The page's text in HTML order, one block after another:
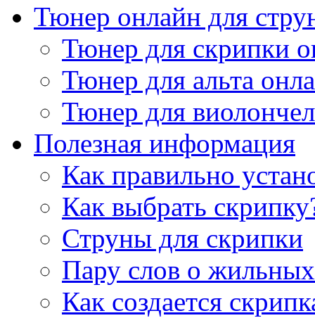
Тюнер онлайн для
Тюнер для скрипки
Тюнер для альта
Тюнер для
Полезная информация
Как правильно
Как выбрать
Струны для скрипки
Пару слов о
Как создается